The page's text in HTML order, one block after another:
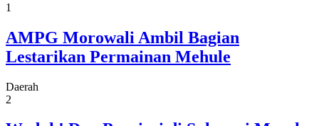
1
AMPG Morowali Ambil Bagian
Lestarikan Permainan Mehule
Daerah
2